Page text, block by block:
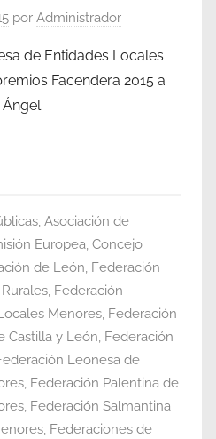
por Administrador
de Entidades Locales
Facendera 2015 a
, Asociación de
Europea, Concejo
de León, Federación
, Federación
Menores, Federación
Castilla y León, Federación
Leonesa de
, Federación Palentina de
, Federación Salmantina
, Federaciones de